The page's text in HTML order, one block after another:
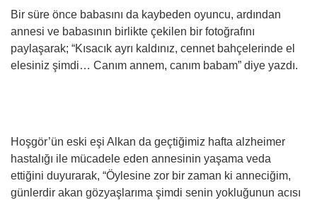
Bir süre önce babasını da kaybeden oyuncu, ardından
annesi ve babasının birlikte çekilen bir fotoğrafını
paylaşarak; “Kısacık ayrı kaldınız, cennet bahçelerinde el
elesiniz şimdi… Canım annem, canım babam” diye yazdı.
Hoşgör’ün eski eşi Alkan da geçtiğimiz hafta alzheimer
hastalığı ile mücadele eden annesinin yaşama veda
ettiğini duyurarak, “Öylesine zor bir zaman ki anneciğim,
günlerdir akan gözyaşlarıma şimdi senin yokluğunun acısı